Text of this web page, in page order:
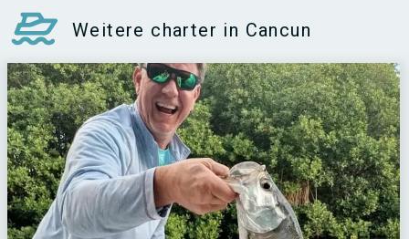
Weitere charter in Cancun